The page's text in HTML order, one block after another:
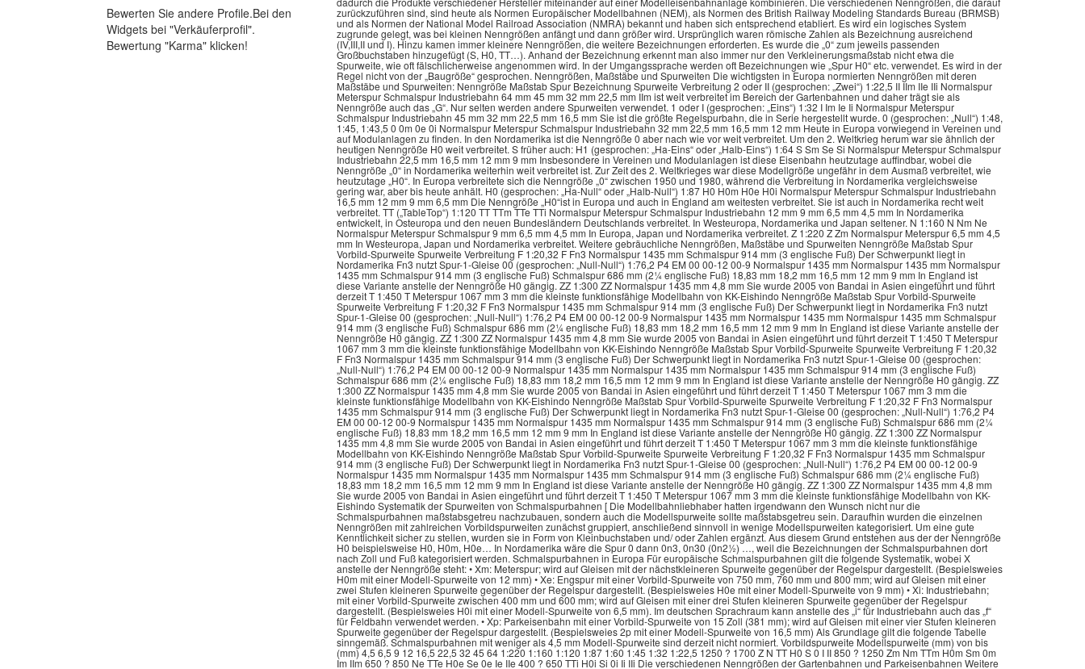
Bewerten Sie andere Profile.Bei den
Widgets bei "Verkäuferprofil".
Bewertung "Karma" klicken!